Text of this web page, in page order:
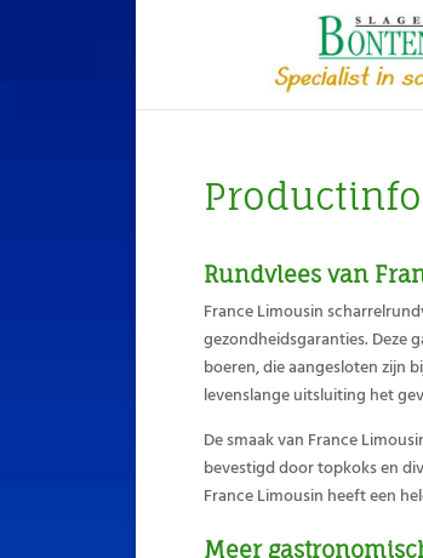
Productinfo
Rundvlees van
France Limousin
gezondheidsgaranties. Deze
boeren, die aangesloten zijn
levenslange uitsluiting het
De smaak van France
bevestigd door topkoks en
France Limousin heeft een
Meer